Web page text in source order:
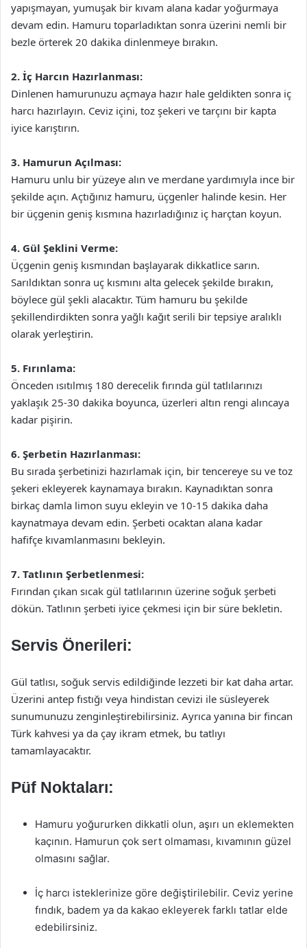
yapışmayan, yumuşak bir kıvam alana kadar yoğurmaya
devam edin. Hamuru toparladıktan sonra üzerini nemli bir
bezle örterek 20 dakika dinlenmeye bırakın.
2. İç Harcın Hazırlanması:
Dinlenen hamurunuzu açmaya hazır hale geldikten sonra iç
harcı hazırlayın. Ceviz içini, toz şekeri ve tarçını bir kapta
iyice karıştırın.
3. Hamurun Açılması:
Hamuru unlu bir yüzeye alın ve merdane yardımıyla ince bir
şekilde açın. Açtığınız hamuru, üçgenler halinde kesin. Her
bir üçgenin geniş kısmına hazırladığınız iç harçtan koyun.
4. Gül Şeklini Verme:
Üçgenin geniş kısmından başlayarak dikkatlice sarın.
Sarıldıktan sonra uç kısmını alta gelecek şekilde bırakın,
böylece gül şekli alacaktır. Tüm hamuru bu şekilde
şekillendirdikten sonra yağlı kağıt serili bir tepsiye aralıklı
olarak yerleştirin.
5. Fırınlama:
Önceden ısıtılmış 180 derecelik fırında gül tatlılarınızı
yaklaşık 25-30 dakika boyunca, üzerleri altın rengi alıncaya
kadar pişirin.
6. Şerbetin Hazırlanması:
Bu sırada şerbetinizi hazırlamak için, bir tencereye su ve toz
şekeri ekleyerek kaynamaya bırakın. Kaynadıktan sonra
birkaç damla limon suyu ekleyin ve 10-15 dakika daha
kaynatmaya devam edin. Şerbeti ocaktan alana kadar
hafifçe kıvamlanmasını bekleyin.
7. Tatlının Şerbetlenmesi:
Fırından çıkan sıcak gül tatlılarının üzerine soğuk şerbeti
dökün. Tatlının şerbeti iyice çekmesi için bir süre bekletin.
Servis Önerileri:
Gül tatlısı, soğuk servis edildiğinde lezzeti bir kat daha artar.
Üzerini antep fıstığı veya hindistan cevizi ile süsleyerek
sunumunuzu zenginleştirebilirsiniz. Ayrıca yanına bir fincan
Türk kahvesi ya da çay ikram etmek, bu tatlıyı
tamamlayacaktır.
Püf Noktaları:
Hamuru yoğururken dikkatli olun, aşırı un eklemekten
kaçının. Hamurun çok sert olmaması, kıvamının güzel
olmasını sağlar.
İç harcı isteklerinize göre değiştirilebilir. Ceviz yerine
fındık, badem ya da kakao ekleyerek farklı tatlar elde
edebilirsiniz.